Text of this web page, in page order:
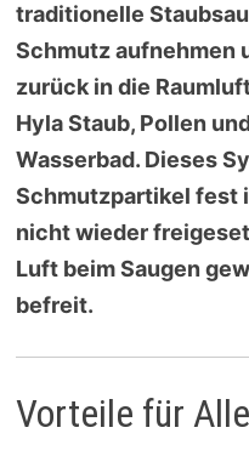
traditionelle
Schmutz aufnehmen
zurück in die
Hyla Staub, Pollen
Wasserbad. Dieses
Schmutzpartikel fest
nicht wieder
Luft beim Saugen
befreit.
Vorteile für